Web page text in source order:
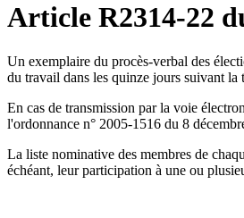
Article R2314-22
Un exemplaire du procès-verbal des
du travail dans les quinze jours suivant
En cas de transmission par la voie
l'ordonnance n° 2005-1516 du 8
La liste nominative des membres de
échéant, leur participation à une ou